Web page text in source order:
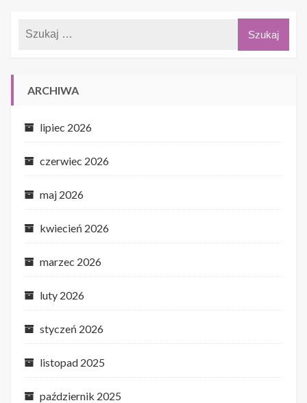
ARCHIWA
lipiec 2026
czerwiec 2026
maj 2026
kwiecień 2026
marzec 2026
luty 2026
styczeń 2026
listopad 2025
październik 2025